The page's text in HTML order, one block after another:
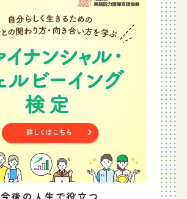
今後の人生で役立つ